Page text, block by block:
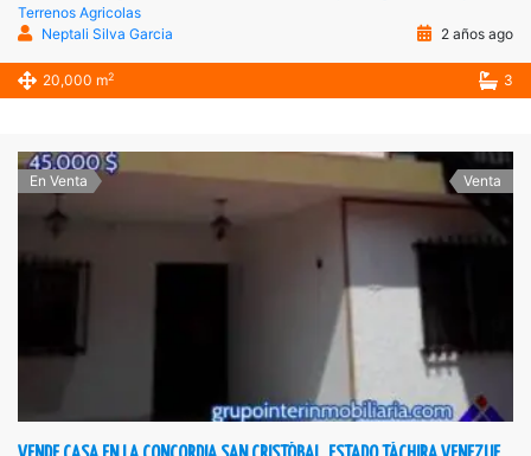
Terrenos Agricolas
Neptali Silva Garcia
2 años ago
20,000 m2 3
En Venta Venta